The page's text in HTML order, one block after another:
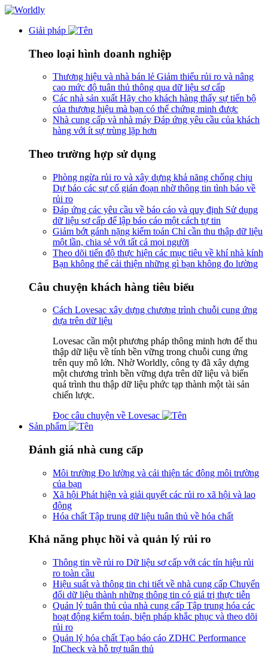
Giải pháp
Theo loại hình doanh nghiệp
Thương hiệu và nhà bán lẻ Giảm thiểu rủi ro và nâng
cao mức độ tuân thủ thông qua dữ liệu sơ cấp
Các nhà sản xuấtHãy cho khách hàng thấy sự tiến bộ
của thương hiệu mà bạn có thể chứng minh được
Nhà cung cấp và nhà máy Đáp ứng yêu cầu của khách
hàng với ít sự trùng lặp hơn
Theo trường hợp sử dụng
Phòng ngừa rủi ro và xây dựng khả năng chống chịu
Dự báo các sự cố gián đoạn nhờ thông tin tình báo về
rủi ro
Đáp ứng các yêu cầu về báo cáo và quy định Sử dụng
dữ liệu sơ cấp để lập báo cáo một cách tự tin
Giảm bớt gánh nặng kiểm toán Chỉ cần thu thập dữ liệu
một lần, chia sẻ với tất cả mọi người
Theo dõi tiến độ thực hiện các mục tiêu về khí nhà kính
Bạn không thể cải thiện những gì bạn không đo lường
Câu chuyện khách hàng tiêu biểu
Cách Lovesac xây dựng chương trình chuỗi cung ứng
dựa trên dữ liệu
Lovesac cần một phương pháp thông minh hơn để thu
thập dữ liệu về tính bền vững trong chuỗi cung ứng
trên quy mô lớn. Nhờ Worldly, công ty đã xây dựng
một chương trình bền vững dựa trên dữ liệu và biến
quá trình thu thập dữ liệu phức tạp thành một tài sản
chiến lược.
Đọc câu chuyện về Lovesac
Sản phẩm
Đánh giá nhà cung cấp
Môi trường Đo lường và cải thiện tác động môi trường
của bạn
Xã hội Phát hiện và giải quyết các rủi ro xã hội và lao
động
Hóa chất Tập trung dữ liệu tuân thủ về hóa chất
Khả năng phục hồi và quản lý rủi ro
Thông tin về rủi ro Dữ liệu sơ cấp với các tín hiệu rủi
ro toàn cầu
Hiệu suất và thông tin chi tiết về nhà cung cấp Chuyển
đổi dữ liệu thành những thông tin có giá trị thực tiễn
Quản lý tuân thủ của nhà cung cấp Tập trung hóa các
hoạt động kiểm toán, biện pháp khắc phục và theo dõi
rủi ro
Quản lý hóa chất Tạo báo cáo ZDHC Performance
InCheck và hỗ trợ tuân thủ